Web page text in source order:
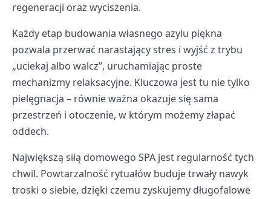
regeneracji oraz wyciszenia.
Każdy etap budowania własnego azylu piękna
pozwala przerwać narastający stres i wyjść z trybu
„uciekaj albo walcz”, uruchamiając proste
mechanizmy relaksacyjne. Kluczowa jest tu nie tylko
pielęgnacja – równie ważna okazuje się sama
przestrzeń i otoczenie, w którym możemy złapać
oddech.
Największą siłą domowego SPA jest regularność tych
chwil. Powtarzalność rytuałów buduje trwały nawyk
troski o siebie, dzięki czemu zyskujemy długofalowe